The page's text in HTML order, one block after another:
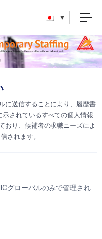
に送信することにより、履歴書
されているすべての個人情報
おり、候補者の求職ニーズによ
されます。
グローバルのみで管理され